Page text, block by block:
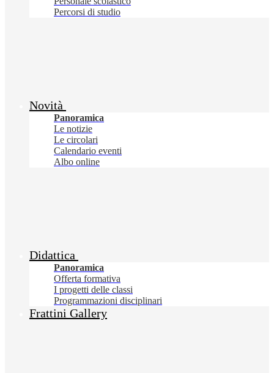
Percorsi di studio
Novità
Panoramica
Le notizie
Le circolari
Calendario eventi
Albo online
Didattica
Panoramica
Offerta formativa
I progetti delle classi
Programmazioni disciplinari
Frattini Gallery